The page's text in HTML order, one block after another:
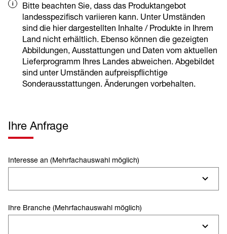
Bitte beachten Sie, dass das Produktangebot
landesspezifisch variieren kann. Unter Umständen
sind die hier dargestellten Inhalte / Produkte in Ihrem
Land nicht erhältlich. Ebenso können die gezeigten
Abbildungen, Ausstattungen und Daten vom aktuellen
Lieferprogramm Ihres Landes abweichen. Abgebildet
sind unter Umständen aufpreispflichtige
Sonderausstattungen. Änderungen vorbehalten.
Ihre Anfrage
Interesse an (Mehrfachauswahl möglich)
Ihre Branche (Mehrfachauswahl möglich)